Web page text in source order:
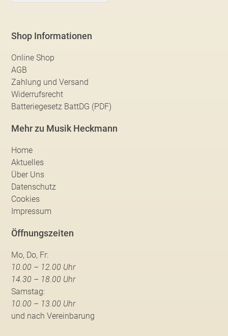
Shop Informationen
Online Shop
AGB
Zahlung und Versand
Widerrufsrecht
Batteriegesetz BattDG (PDF)
Mehr zu Musik Heckmann
Home
Aktuelles
Über Uns
Datenschutz
Cookies
Impressum
Öffnungszeiten
Mo, Do, Fr:
10.00 – 12.00 Uhr
14.30 – 18.00 Uhr
Samstag:
10.00 – 13.00 Uhr
und nach Vereinbarung